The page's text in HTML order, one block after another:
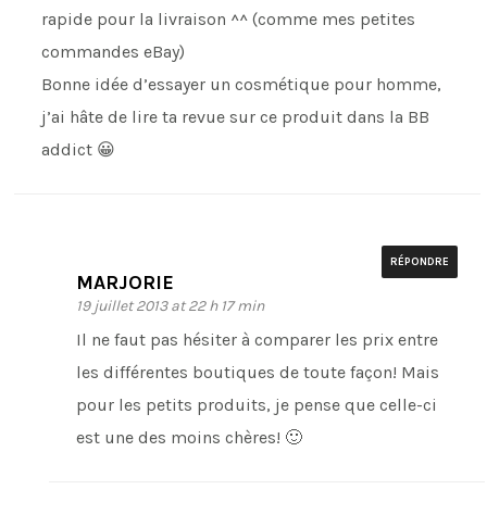
rapide pour la livraison ^^ (comme mes petites
commandes eBay)
Bonne idée d’essayer un cosmétique pour homme,
j’ai hâte de lire ta revue sur ce produit dans la BB
addict 😀
MARJORIE
19 juillet 2013 at 22 h 17 min
RÉPONDRE
Il ne faut pas hésiter à comparer les prix entre
les différentes boutiques de toute façon! Mais
pour les petits produits, je pense que celle-ci
est une des moins chères! 🙂